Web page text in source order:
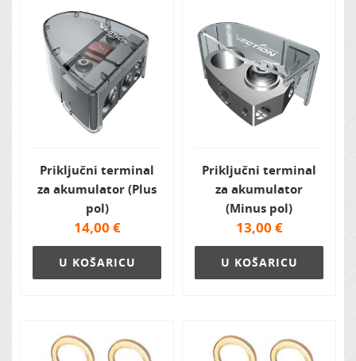
Priključni terminal
za akumulator (Plus
pol)
14,00 €
U KOŠARICU
Priključni terminal
za akumulator
(Minus pol)
13,00 €
U KOŠARICU